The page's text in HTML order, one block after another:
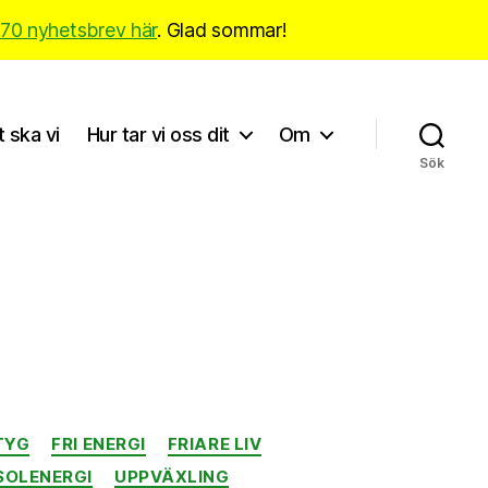
nyhetsbrev här. Glad sommar!
ska vi Hur tar vi oss dit Om
Sök
FRI ENERGI
FRIARE LIV
UPPVÄXLING